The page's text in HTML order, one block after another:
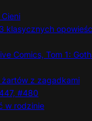
klasycznych
Comics, Tom 1:
żartów z zagadkami
#480
w rodzinie